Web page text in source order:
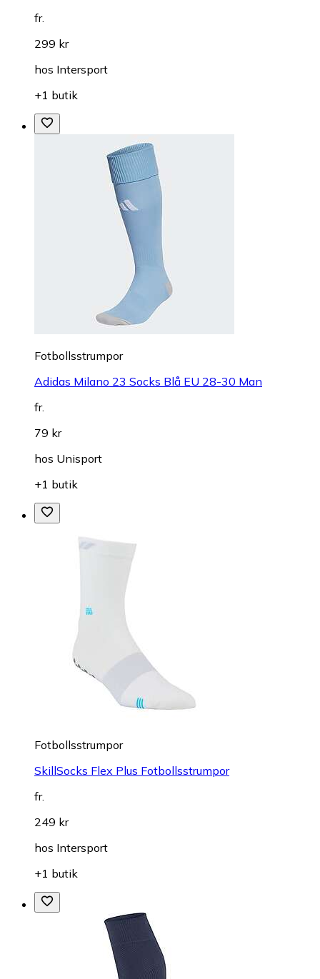
fr.
299 kr
hos Intersport
+1 butik
Fotbollsstrumpor
Adidas Milano 23 Socks Blå EU 28-30 Man
fr.
79 kr
hos Unisport
+1 butik
Fotbollsstrumpor
SkillSocks Flex Plus Fotbollsstrumpor
fr.
249 kr
hos Intersport
+1 butik